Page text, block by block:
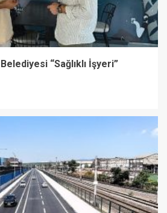
“Sağlıklı İşyeri”